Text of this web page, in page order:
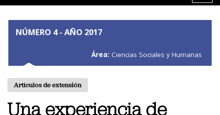
NÚMERO 4 - AÑO 2017
Área: Ciencias Sociales y Humanas
Artículos de extensión
Una experiencia de